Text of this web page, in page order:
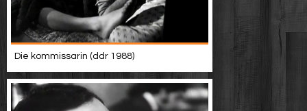
Die kommissarin (ddr 1988)